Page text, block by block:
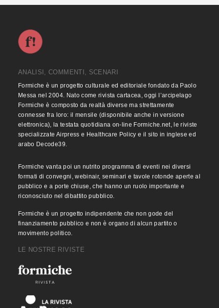
ANALISI, COMMENTI, SCENARI
Formiche è un progetto culturale ed editoriale fondato da Paolo
Messa nel 2004. Nato come rivista cartacea, oggi l’arcipelago
Formiche è composto da realtà diverse ma strettamente
connesse fra loro: il mensile (disponibile anche in versione
elettronica), la testata quotidiana on-line Formiche.net, le riviste
specializzate Airpress e Healthcare Policy e il sito in inglese ed
arabo Decode39.
Formiche vanta poi un nutrito programma di eventi nei diversi
formati di convegni, webinair, seminari e tavole rotonde aperte al
pubblico e a porte chiuse, che hanno un ruolo importante e
riconosciuto nel dibattito pubblico.
Formiche è un progetto indipendente che non gode del
finanziamento pubblico e non è organo di alcun partito o
movimento politico.
LE NOSTRE RIVISTE